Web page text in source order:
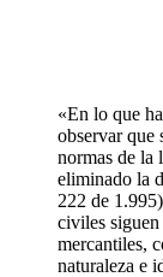
«En lo que
observar que
normas de la
eliminado la
222 de
civiles siguen
mercantiles,
naturaleza e